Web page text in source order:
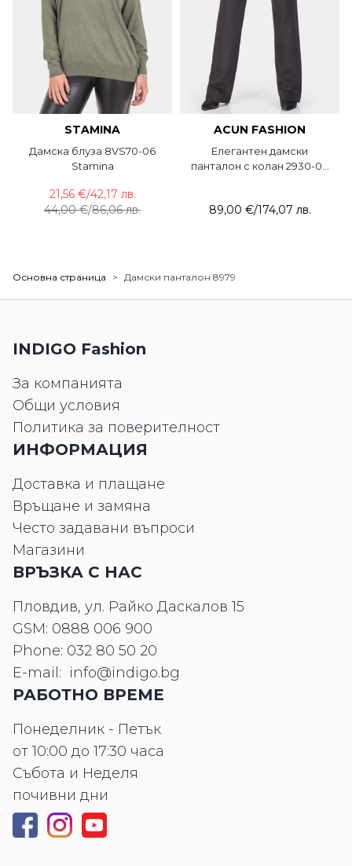
STAMINA
Дамска блуза 8VS70-06
Stamina
44,00 €/86,06 лв.
21,56 €/42,17 лв.
ACUN FASHION
Елегантен дамски
панталон с колан 2930-09
89,00 €/174,07 лв.
Основна страница > Дамски панталон 8979
INDIGO Fashion
За компанията
Общи условия
Политика за поверителност
ИНФОРМАЦИЯ
Доставка и плащане
Връщане и замяна
Често задавани въпроси
Магазини
ВРЪЗКА С НАС
Пловдив, ул. Райко Даскалов 15
GSM: 0888 006 900
Phone: 032 80 50 20
E-mail: info@indigo.bg
РАБОТНО ВРЕМЕ
Понеделник - Петък
от 10:00 до 17:30 часа
Събота и Неделя
почивни дни